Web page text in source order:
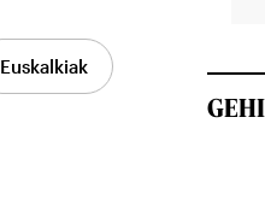
Euskalkiak